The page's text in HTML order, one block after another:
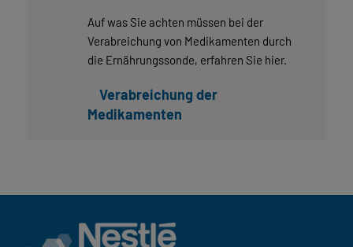
Auf was Sie achten müssen bei der
Verabreichung von Medikamenten durch
die Ernährungssonde, erfahren Sie hier.
Verabreichung der
Medikamenten